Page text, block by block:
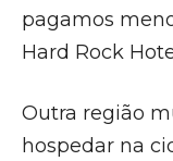
pagamos
Hard Rock
Outra região
hospedar na